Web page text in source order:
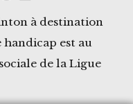
à destination
handicap est au
de la Ligue